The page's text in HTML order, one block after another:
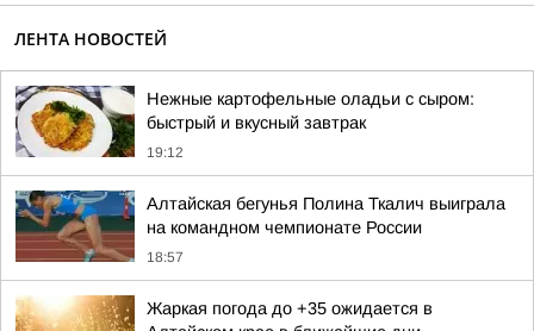
ЛЕНТА НОВОСТЕЙ
Нежные картофельные оладьи с сыром:
быстрый и вкусный завтрак
19:12
Алтайская бегунья Полина Ткалич выиграла
на командном чемпионате России
18:57
Жаркая погода до +35 ожидается в